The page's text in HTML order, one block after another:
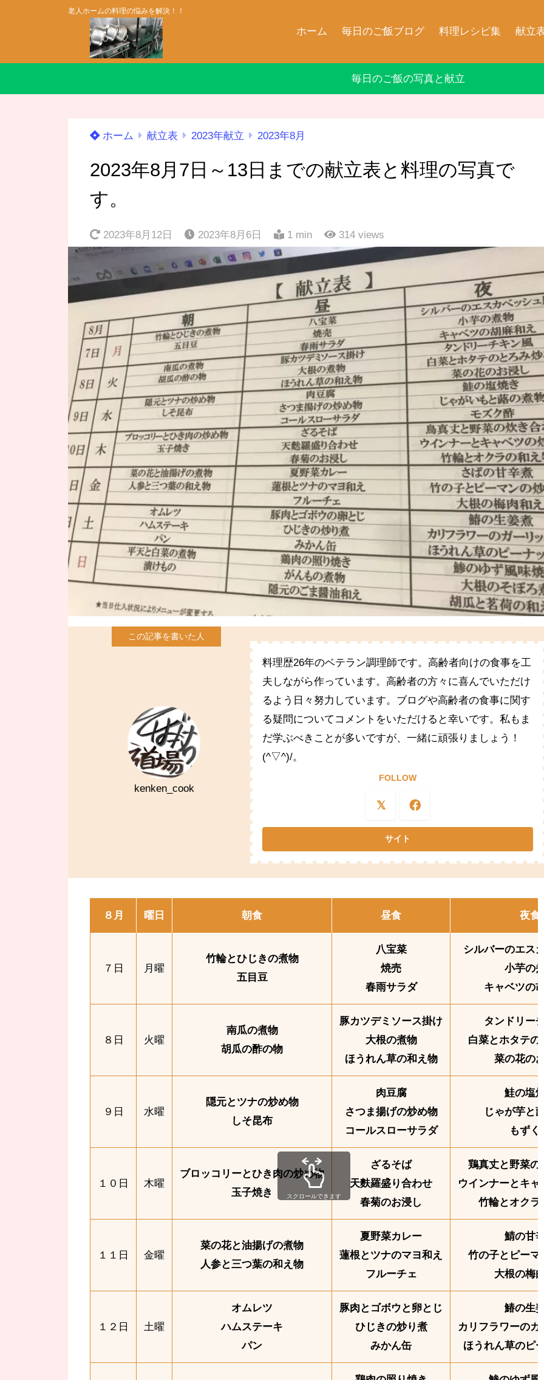
老人ホームの料理の悩みを解決！！
ホーム 毎日のご飯ブログ 料理レシピ集 献立
毎日のご飯の写真と献立
ホーム 献立表 2023年献立 2023年8月
2023年8月7日～13日までの献立表と料理の写真で
す。
2023年8月12日 2023年8月6日 1 min 314 views
kenken_cook
料理歴26年のベテラン調理師です。高齢者向けの食事を工
夫しながら作っています。高齢者の方々に喜んでいただけ
るよう日々努力しています。ブログや高齢者の食事に関す
る疑問についてコメントをいただけると幸いです。私もま
だ学ぶべきことが多いですが、一緒に頑張りましょう！
(^▽^)/。
FOLLOW
８月 曜日 朝食 昼食 夜食
７日 月曜
竹輪とひじきの煮物
五目豆
八宝菜
焼売
春雨サラダ
シルバーのエス
小芋の煮
キャベツの
８日 火曜
南瓜の煮物
胡瓜の酢の物
豚カツデミソース掛け
大根の煮物
ほうれん草の和え物
タンドリー
白菜とホタテの
菜の花のお
９日 水曜
隠元とツナの炒め物
しそ昆布
肉豆腐
さつま揚げの炒め物
コールスローサラダ
鮭の塩焼
じゃが芋と
もずく
１０日 木曜
ブロッコリーとひき肉の炒め物
玉子焼き
ざるそば
天麩羅盛り合わせ
春菊のお浸し
鶏真丈と野菜の
ウインナーとキャ
竹輪とオクラ
１１日 金曜
菜の花と油揚げの煮物
人参と三つ葉の和え物
夏野菜カレー
蓮根とツナのマヨ和え
フルーチェ
鯖の甘辛
竹の子とピーマ
大根の梅肉
１２日 土曜
オムレツ
ハムステーキ
パン
豚肉とゴボウと卵とじ
ひじきの炒り煮
みかん缶
鰆の生姜
カリフラワーのガ
ほうれん草のピ
スクロールできます